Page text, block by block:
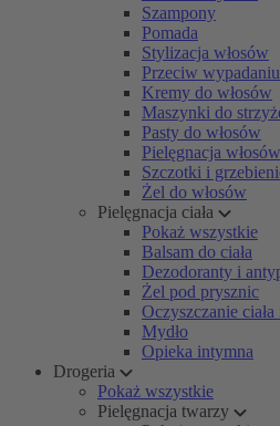
Szampony
Pomada
Stylizacja włosów
Przeciw
Kremy do włosów
Maszynki do
Pasty do włosów
Pielęgnacja włosów
Szczotki i
Żel do włosów
Pielęgnacja ciała
Pokaż wszystkie
Balsam do ciała
Dezodoranty i
Żel pod prysznic
Oczyszczanie
Mydło
Opieka intymna
Drogeria
Pokaż wszystkie
Pielęgnacja twarzy